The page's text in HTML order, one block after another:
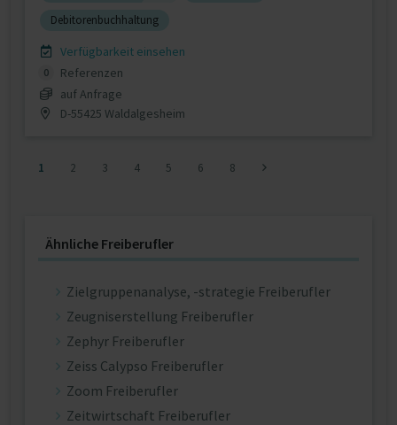
Debitorenbuchhaltung
Verfügbarkeit einsehen
0
Referenzen
auf Anfrage
D-55425 Waldalgesheim
1 2 3 4 5 6 8
Ähnliche Freiberufler
Zielgruppenanalyse, -strategie Freiberufler
Zeugniserstellung Freiberufler
Zephyr Freiberufler
Zeiss Calypso Freiberufler
Zoom Freiberufler
Zeitwirtschaft Freiberufler